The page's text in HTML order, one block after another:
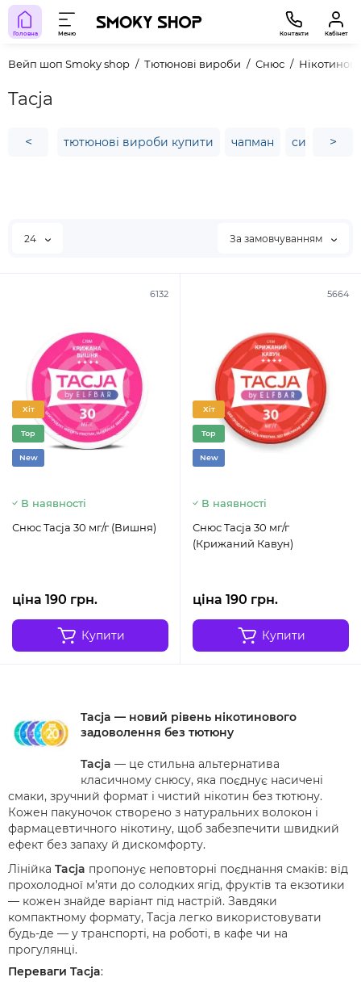
Головна Меню Контакти Кабінет
Вейп шоп Smoky shop Тютюнові вироби Снюс
Tacja
< тютюнові вироби купити чапман сигара>
24 За замовчуванням
6132
Хіт
Top
New
В наявності
Снюс Tacja 30 мг/г (Вишня)
ціна 190 грн.
Купити
5664
Хіт
Top
New
В наявності
Снюс Tacja 30 мг/г
(Крижаний Кавун)
ціна 190 грн.
Купити
Tacja — новий рівень нікотинового
задоволення без тютюну
Tacja — це стильна альтернатива
класичному снюсу, яка поєднує насичені
смаки, зручний формат і чистий нікотин без тютюну.
Кожен пакуночок створено з натуральних волокон і
фармацевтичного нікотину, щоб забезпечити швидкий
ефект без запаху й дискомфорту.
Лінійка Tacja пропонує неповторні поєднання смаків: від
прохолодної м’яти до солодких ягід, фруктів та екзотики
— кожен знайде варіант під настрій. Завдяки
компактному формату, Tacja легко використовувати
будь-де — у транспорті, на роботі, в кафе чи на
прогулянці.
Переваги Tacja: